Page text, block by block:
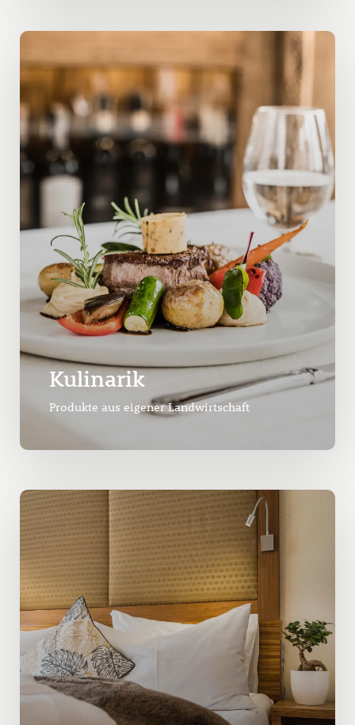
Kulinarik
Produkte aus eigener Landwirtschaft